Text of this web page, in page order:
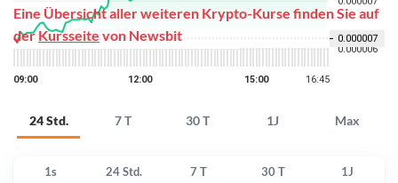
24 Std. 7 T 30 T 1J Max
Eine Übersicht aller weiteren Krypto-Kurse finden Sie auf
derKursseite von Newsbit
1s 24 Std. 7 T 30 T 1J